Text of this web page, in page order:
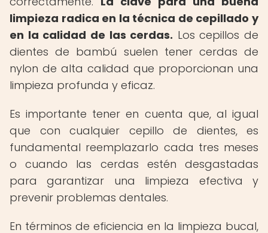
limpieza radica en la técnica de cepillado y
en la calidad de las cerdas. Los cepillos de
dientes de bambú suelen tener cerdas de
nylon de alta calidad que proporcionan una
limpieza profunda y eficaz.
Es importante tener en cuenta que, al igual
que con cualquier cepillo de dientes, es
fundamental reemplazarlo cada tres meses
o cuando las cerdas estén desgastadas
para garantizar una limpieza efectiva y
prevenir problemas dentales.
En términos de eficiencia en la limpieza bucal,